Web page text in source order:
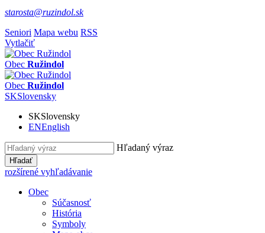
starosta@ruzindol.sk
Seniori Mapa webu RSS
Vytlačiť
Obec Ružindol
Obec Ružindol
SKSlovensky
SKSlovensky
ENEnglish
Hľadaný výraz
Hľadať
rozšírené vyhľadávanie
Obec
Súčasnosť
História
Symboly